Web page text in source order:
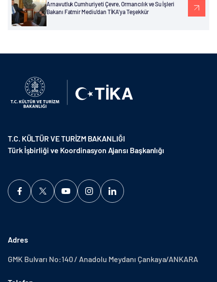
Arnavutluk Cumhuriyeti Çevre, Ormancılık ve Su İşleri
Bakanı Fatmir Mediu'dan TİKA'ya Teşekkür
T.C. KÜLTÜR VE TURİZM BAKANLIĞI
Türk İşbirliği ve Koordinasyon Ajansı Başkanlığı
Adres
GMK Bulvarı No:140 / Anadolu Meydanı Çankaya/ANKARA